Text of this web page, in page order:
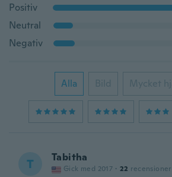
Positiv
Neutral
Negativ
Alla Bild Mycket
T Tabitha
Gick med 2017 · 22 recensioner